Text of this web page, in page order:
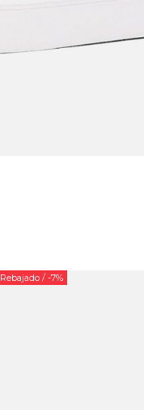
Rebajado / -7%